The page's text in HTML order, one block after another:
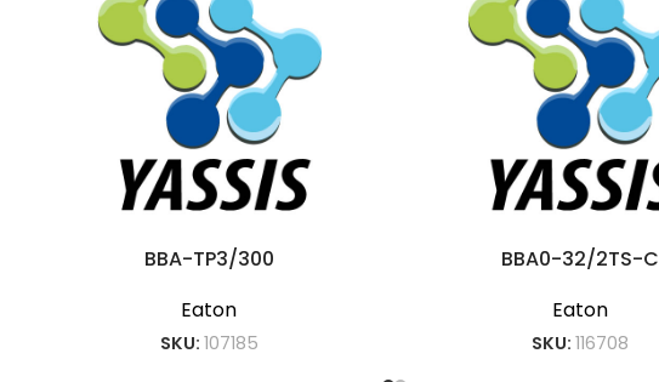
BBA-TP3/300
Eaton
SKU: 107185
BBA0-32/2TS-C
Eaton
SKU: 116708